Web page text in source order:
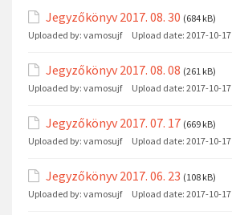
Jegyzőkönyv 2017. 08. 30 (684 kB)
Uploaded by: vamosujf Upload date: 2017-10-17
Jegyzőkönyv 2017. 08. 08 (261 kB)
Uploaded by: vamosujf Upload date: 2017-10-17
Jegyzőkönyv 2017. 07. 17 (669 kB)
Uploaded by: vamosujf Upload date: 2017-10-17
Jegyzőkönyv 2017. 06. 23 (108 kB)
Uploaded by: vamosujf Upload date: 2017-10-17